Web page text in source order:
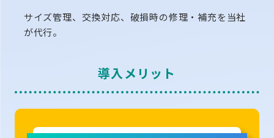
サイズ管理、交換対応、破損時の修理・補充を当社
が代行。
導入メリット